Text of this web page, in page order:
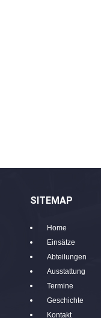
SITEMAP
Home
Einsätze
Abteilungen
Ausstattung
Termine
Geschichte
Kontakt